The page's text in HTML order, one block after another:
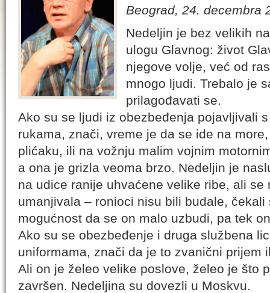
Beograd, 24. decembra
Nedeljin je bez velikih
ulogu Glavnog: život
njegove volje, već od
mnogo ljudi. Trebalo je
prilagođavati se.
Ako su se ljudi iz obezbeđenja pojavljivali
rukama, znači, vreme je da se ide na
plićaku, ili na vožnju malim vojnim
a ona je grizla veoma brzo. Nedeljin je
na udice ranije uhvaćene velike ribe, ali se
umanjivala – ronioci nisu bili budale,
mogućnost da se on malo uzbudi, pa tek
Ako su se obezbeđenje i druga službena
uniformama, znači da je to zvanični prijem
Ali on je želeo velike poslove, želeo je što
završen. Nedeljina su dovezli u Moskvu.